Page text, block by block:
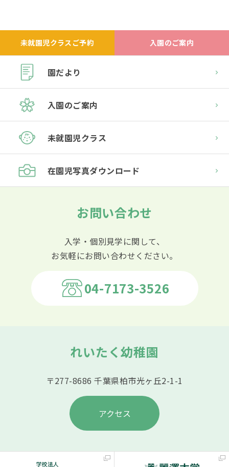
未就園児クラスご予約 入園のご案内
園だより
入園のご案内
未就園児クラス
在園児写真ダウンロード
お問い合わせ
入学・個別見学に関して、
お気軽にお問い合わせください。
04-7173-3526
れいたく幼稚園
〒277-8686 千葉県柏市光ヶ丘2-1-1
アクセス